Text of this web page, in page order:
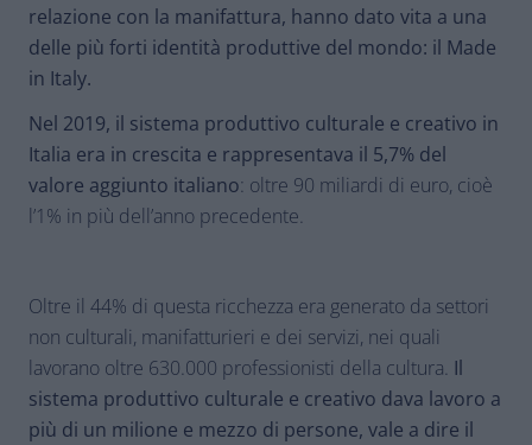
relazione con la manifattura, hanno dato vita a una
delle più forti identità produttive del mondo: il Made
in Italy.
Nel 2019, il sistema produttivo culturale e creativo in
Italia era in crescita e rappresentava il 5,7% del
valore aggiunto italiano: oltre 90 miliardi di euro, cioè
l’1% in più dell’anno precedente.
Oltre il 44% di questa ricchezza era generato da settori
non culturali, manifatturieri e dei servizi, nei quali
lavorano oltre 630.000 professionisti della cultura. Il
sistema produttivo culturale e creativo dava lavoro a
più di un milione e mezzo di persone, vale a dire il